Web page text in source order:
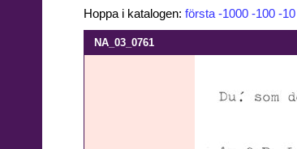
Hoppa i katalogen: första -1000 -100 -10
NA_03_0761